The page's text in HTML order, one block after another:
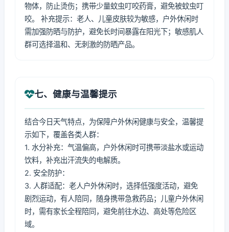
物体，防止烫伤；携带少量蚊虫叮咬药膏，避免被蚊虫叮
咬。 补充提示：老人、儿童皮肤较为敏感，户外休闲时
需加强防晒与防护，避免长时间暴露在阳光下；敏感肌人
群可选择温和、无刺激的防晒产品。
七、健康与温馨提示
结合今日天气特点，为保障户外休闲健康与安全，温馨提
示如下，覆盖各类人群：
1. 水分补充：气温偏高，户外休闲时可携带淡盐水或运动
饮料，补充出汗流失的电解质。
2. 安全防护：
3. 人群适配：老人户外休闲时，选择低强度活动，避免
剧烈运动，有人陪同，随身携带急救药品；儿童户外休闲
时，需有家长全程陪同，避免前往水边、高处等危险区
域。